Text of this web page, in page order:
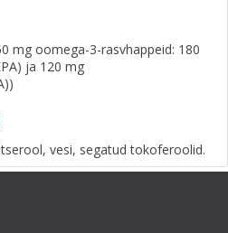
mg oomega-3-rasvhappeid: 180
ja 120 mg
vesi, segatud tokoferoolid.